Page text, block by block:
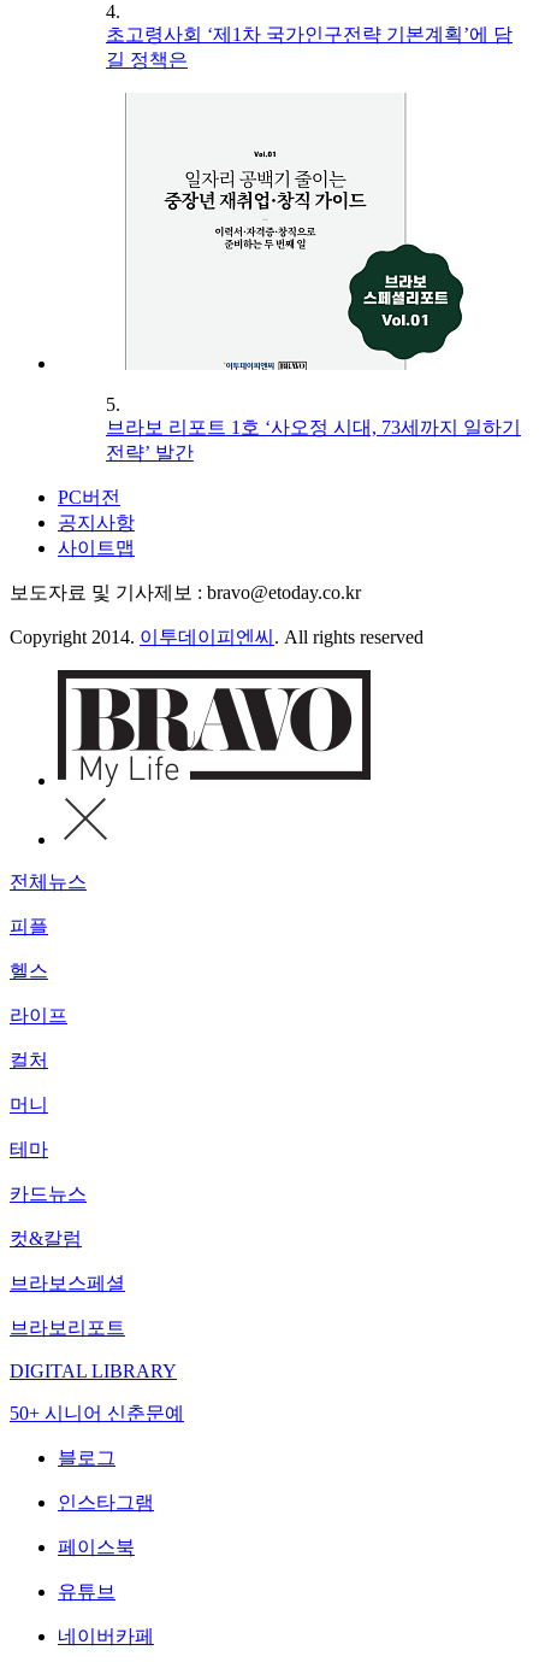
4.
초고령사회 ‘제1차 국가인구전략 기본계획’에 담
길 정책은
5.
브라보 리포트 1호 ‘사오정 시대, 73세까지 일하기
전략’ 발간
PC버전
공지사항
사이트맵
보도자료 및 기사제보 : bravo@etoday.co.kr
Copyright 2014. 이투데이피엔씨 . All rights reserved
전체뉴스
피플
헬스
라이프
컬처
머니
테마
카드뉴스
컷&칼럼
브라보스페셜
브라보리포트
DIGITAL LIBRARY
50+ 시니어 신춘문예
블로그
인스타그램
페이스북
유튜브
네이버카페